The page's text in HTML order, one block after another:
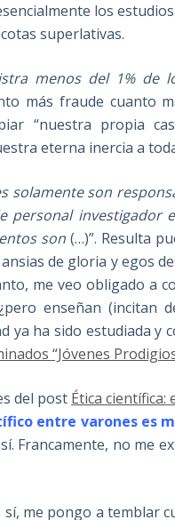
los
superlativas.
menos del 1% de
más fraude cuanto
“nuestra propia
eterna inercia a
solamente son
investigador
son (…)”. Resulta
de gloria y egos
me veo obligado a
enseñan (incitan
ya ha sido estudiada y
“Jóvenes
del post Ética científica:
entre varones es
Francamente, no me
me pongo a temblar